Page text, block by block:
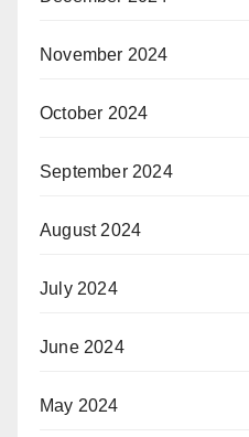
November 2024
October 2024
September 2024
August 2024
July 2024
June 2024
May 2024